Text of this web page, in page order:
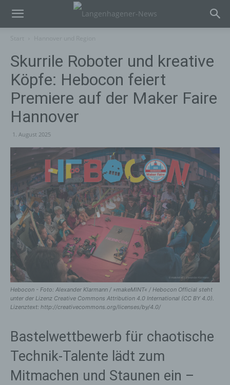
Skurrile Roboter und kreative
Köpfe: Hebocon feiert
Premiere auf der Maker Faire
Hannover
1. August 2025
Hebocon - Foto: Alexander Klarmann / »makeMINT« / Hebocon Official steht
unter der Lizenz Creative Commons Attribution 4.0 International (CC BY 4.0).
Lizenztext: http://creativecommons.org/licenses/by/4.0/
Bastelwettbewerb für chaotische
Technik-Talente lädt zum
Mitmachen und Staunen ein –